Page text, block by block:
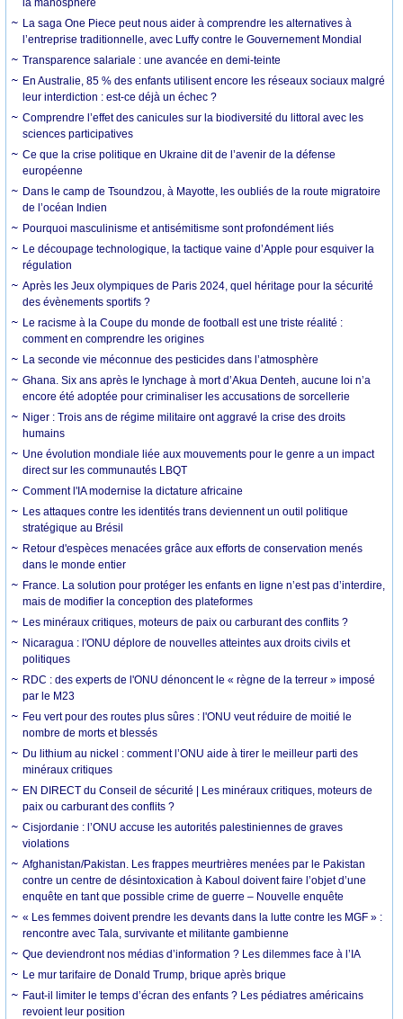
la manosphère
La saga One Piece peut nous aider à comprendre les alternatives à
l’entreprise traditionnelle, avec Luffy contre le Gouvernement Mondial
Transparence salariale : une avancée en demi-teinte
En Australie, 85 % des enfants utilisent encore les réseaux sociaux malgré
leur interdiction : est-ce déjà un échec ?
Comprendre l’effet des canicules sur la biodiversité du littoral avec les
sciences participatives
Ce que la crise politique en Ukraine dit de l’avenir de la défense
européenne
Dans le camp de Tsoundzou, à Mayotte, les oubliés de la route migratoire
de l’océan Indien
Pourquoi masculinisme et antisémitisme sont profondément liés
Le découpage technologique, la tactique vaine d’Apple pour esquiver la
régulation
Après les Jeux olympiques de Paris 2024, quel héritage pour la sécurité
des évènements sportifs ?
Le racisme à la Coupe du monde de football est une triste réalité :
comment en comprendre les origines
La seconde vie méconnue des pesticides dans l’atmosphère
Ghana. Six ans après le lynchage à mort d’Akua Denteh, aucune loi n’a
encore été adoptée pour criminaliser les accusations de sorcellerie
Niger : Trois ans de régime militaire ont aggravé la crise des droits
humains
Une évolution mondiale liée aux mouvements pour le genre a un impact
direct sur les communautés LBQT
Comment l'IA modernise la dictature africaine
Les attaques contre les identités trans deviennent un outil politique
stratégique au Brésil
Retour d'espèces menacées grâce aux efforts de conservation menés
dans le monde entier
France. La solution pour protéger les enfants en ligne n’est pas d’interdire,
mais de modifier la conception des plateformes
Les minéraux critiques, moteurs de paix ou carburant des conflits ?
Nicaragua : l'ONU déplore de nouvelles atteintes aux droits civils et
politiques
RDC : des experts de l'ONU dénoncent le « règne de la terreur » imposé
par le M23
Feu vert pour des routes plus sûres : l'ONU veut réduire de moitié le
nombre de morts et blessés
Du lithium au nickel : comment l’ONU aide à tirer le meilleur parti des
minéraux critiques
EN DIRECT du Conseil de sécurité | Les minéraux critiques, moteurs de
paix ou carburant des conflits ?
Cisjordanie : l’ONU accuse les autorités palestiniennes de graves
violations
Afghanistan/Pakistan. Les frappes meurtrières menées par le Pakistan
contre un centre de désintoxication à Kaboul doivent faire l’objet d’une
enquête en tant que possible crime de guerre – Nouvelle enquête
« Les femmes doivent prendre les devants dans la lutte contre les MGF » :
rencontre avec Tala, survivante et militante gambienne
Que deviendront nos médias d’information ? Les dilemmes face à l’IA
Le mur tarifaire de Donald Trump, brique après brique
Faut-il limiter le temps d’écran des enfants ? Les pédiatres américains
revoient leur position